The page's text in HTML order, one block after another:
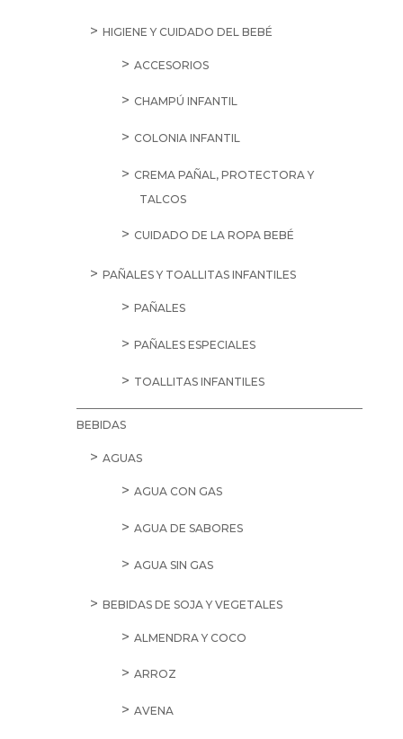
HIGIENE Y CUIDADO DEL BEBÉ
ACCESORIOS
CHAMPÚ INFANTIL
COLONIA INFANTIL
CREMA PAÑAL, PROTECTORA Y
TALCOS
CUIDADO DE LA ROPA BEBÉ
PAÑALES Y TOALLITAS INFANTILES
PAÑALES
PAÑALES ESPECIALES
TOALLITAS INFANTILES
BEBIDAS
AGUAS
AGUA CON GAS
AGUA DE SABORES
AGUA SIN GAS
BEBIDAS DE SOJA Y VEGETALES
ALMENDRA Y COCO
ARROZ
AVENA